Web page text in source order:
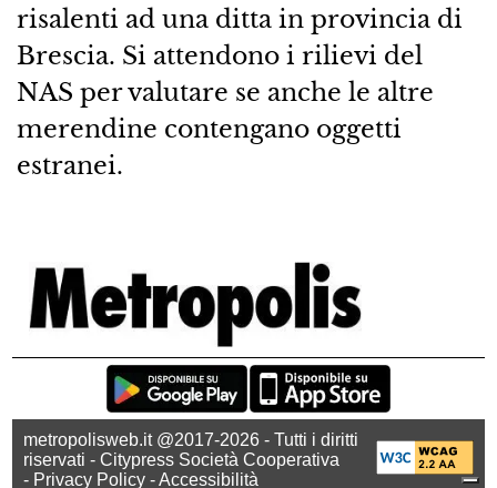
risalenti ad una ditta in provincia di
Brescia. Si attendono i rilievi del
NAS per valutare se anche le altre
merendine contengano oggetti
estranei.
metropolisweb.it @2017-2026 - Tutti i diritti
riservati - Citypress Società Cooperativa
- Privacy Policy -Accessibilità